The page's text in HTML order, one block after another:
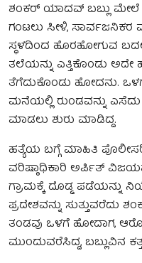
ಶಂಕರ್ ಯಾದವ್ ಬಬ್ಲು
ಗಂಟಲು ಸೀಳಿ, ಸಾರ್ವಜನಿಕರ
ಸ್ಥಳದಿಂದ ಹೊರಹೋಗುವ
ತಲೆಯನ್ನು ಎತ್ತಿಕೊಂಡು ಅದೇ
ತೆಗೆದುಕೊಂಡು ಹೋದನು.
ಮನೆಯಲ್ಲಿ ರುಂಡವನ್ನು
ಮಾಡಲು ಶುರು ಮಾಡಿದ್ದ.
ಹತ್ಯೆಯ ಬಗ್ಗೆ ಮಾಹಿತಿ
ವರಿಷ್ಠಾಧಿಕಾರಿ ಅರ್ಪಿತ್
ಗ್ರಾಮಕ್ಕೆ ದೊಡ್ಡ ಪಡೆಯನ್ನು
ಪ್ರದೇಶವನ್ನು
ತಂಡವು ಒಳಗೆ ಹೋದಾಗ,
ಮುಂದುವರೆಸಿದ್ದ, ಬಬ್ಲುವಿನ